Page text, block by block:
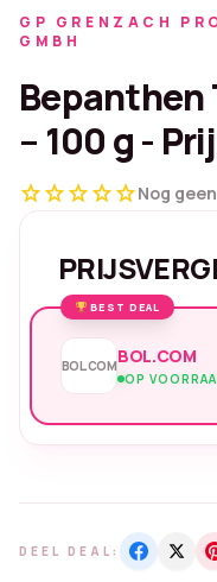
GP GRENZACH
GMBH
Bepanthen
– 100 g -
starstarstarstarstarNog
BEST DEAL
BOL.COMBOL.COM
OP
DEEL DEAL: